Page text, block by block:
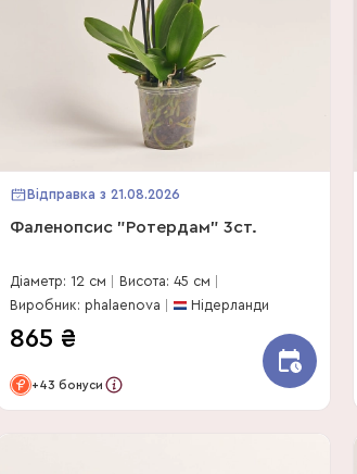
Відправка з 21.08.2026
Фаленопсис "Ротердам" 3ст.
Діаметр: 12 см
Висота: 45 см
Виробник: phalaenova
Нідерланди
865 ₴
+43 бонуси